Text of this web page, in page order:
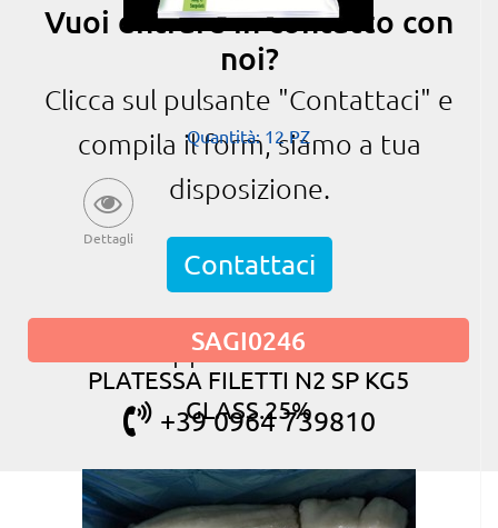
Quantità: 12 PZ
Dettagli
SAGI0246
PLATESSA FILETTI N2 SP KG5
GLASS.25%
Vuoi entrare in contatto con
noi?
Clicca sul pulsante "Contattaci" e
compila il form, siamo a tua
disposizione.
Contattaci
oppure chiama
+39 0964 739810